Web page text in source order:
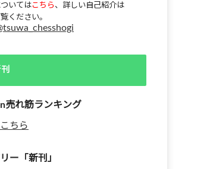
いてはこちら 、詳しい自己紹介は
ください。
売れ筋ランキング
ちら
ー「新刊」